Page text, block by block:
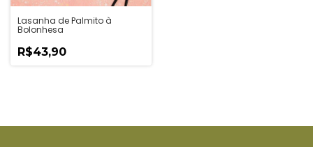
Lasanha de Palmito à
Bolonhesa
R$43,90